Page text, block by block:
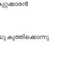
കുത്തിക്കൊന്നു